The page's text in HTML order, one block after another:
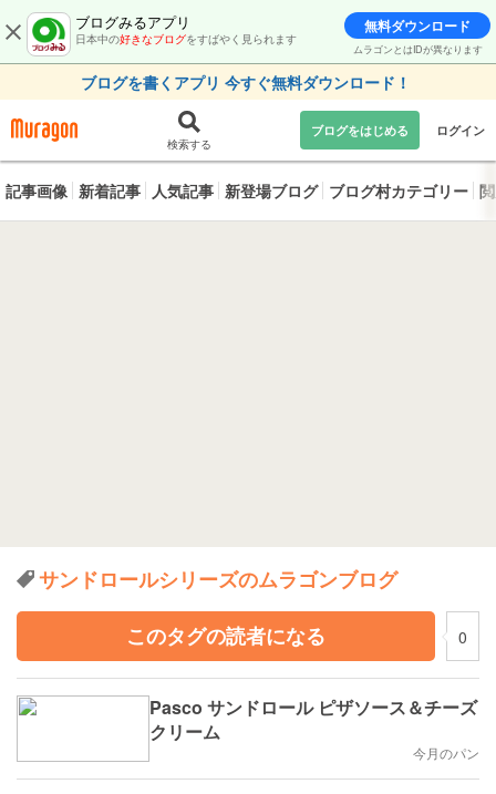
ブログみるアプリ
日本中の好きなブログをすばやく見られます
無料ダウンロード
ムラゴンとはIDが異なります
ブログを書くアプリ 今すぐ無料ダウンロード！
検索する
ブログをはじめる ログイン
記事画像 新着記事 人気記事 新登場ブログ ブログ村カテゴリー
サンドロールシリーズのムラゴンブログ
このタグの読者になる
0
Pasco サンドロール ピザソース＆チーズ
クリーム
今月のパン